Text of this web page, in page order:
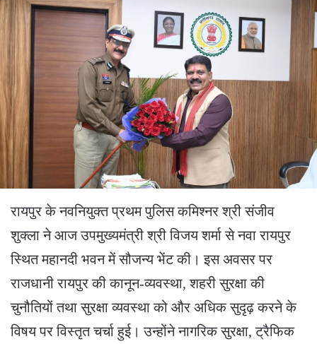
रायपुर के नवनियुक्त प्रथम पुलिस कमिश्नर श्री संजीव
शुक्ला ने आज उपमुख्यमंत्री श्री विजय शर्मा से नवा रायपुर
स्थित महानदी भवन में सौजन्य भेंट की। इस अवसर पर
राजधानी रायपुर की कानून-व्यवस्था, शहरी सुरक्षा की
चुनौतियों तथा सुरक्षा व्यवस्था को और अधिक सुदृढ़ करने के
विषय पर विस्तृत चर्चा हुई। उन्होंने नागरिक सुरक्षा, ट्रैफिक